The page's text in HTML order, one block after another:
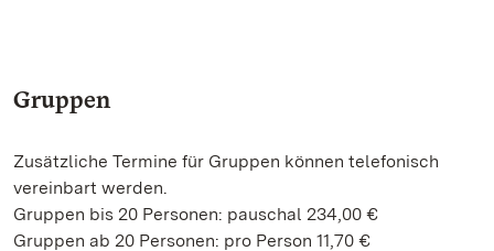
Gruppen
Zusätzliche Termine für Gruppen können telefonisch
vereinbart werden.
Gruppen bis 20 Personen: pauschal 234,00 €
Gruppen ab 20 Personen: pro Person 11,70 €